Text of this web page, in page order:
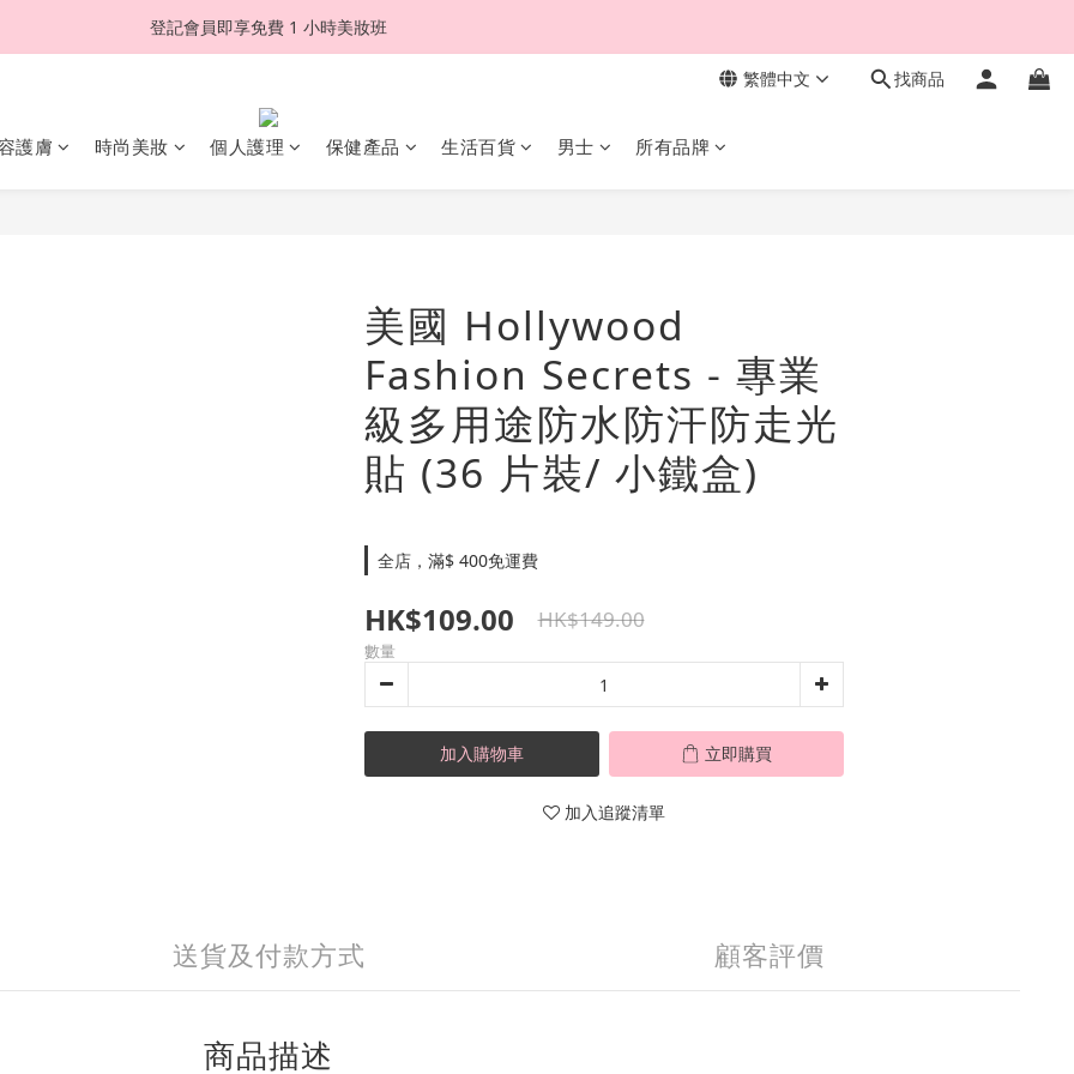
登記會員即享免費 1 小時美妝班
繁體中文 找商品
護膚 時尚美妝 個人護理 保健產品 生活百貨 男士 所有品牌
美國 Hollywood
Fashion Secrets - 專業
級多用途防水防汗防走光
貼 (36 片裝/ 小鐵盒)
全店，滿$ 400免運費
HK$109.00 HK$149.00
數量
加入購物車 立即購買
加入追蹤清單
送貨及付款方式 顧客評價
商品描述